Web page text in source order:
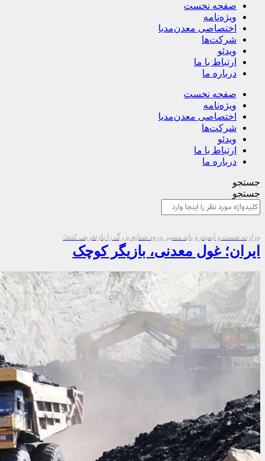
صفحه نخست
ویژه‌نامه
اختصاصی معدن‌مدیا
شرکت‌ها
ویدئو
ارتباط با ما
درباره ما
صفحه نخست
ویژه‌نامه
اختصاصی معدن‌مدیا
شرکت‌ها
ویدئو
ارتباط با ما
درباره ما
جستجو
جستجو
وزارت صمت و ایمیدرو باید مسیر ورود صنایع بزرگ را بازتعریف کنند؛
ایران؛ غول معدنی، بازیگر کوچک